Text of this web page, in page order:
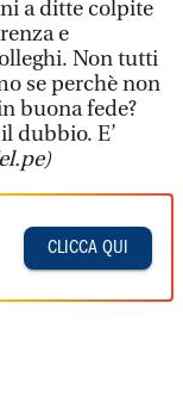
a ditte colpite
e
Non tutti
se perchè non
buona fede?
dubbio. E’
CLICCA QUI